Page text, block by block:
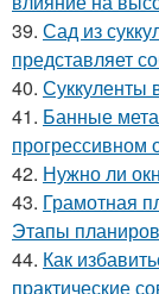
39. Сад из
представляет
40. Суккуленты
41. Банные
прогрессивном
42. Нужно ли
43. Грамотная
Этапы
44. Как
практические